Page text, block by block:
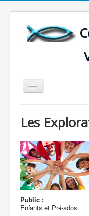
Basculer
la
CARTE DES
LISTE DES
PLUS
Les
Public :
Enfants et Pré-ados